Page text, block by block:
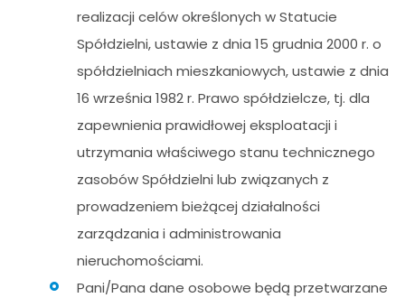
realizacji celów określonych w Statucie
Spółdzielni, ustawie z dnia 15 grudnia 2000 r. o
spółdzielniach mieszkaniowych, ustawie z dnia
16 września 1982 r. Prawo spółdzielcze, tj. dla
zapewnienia prawidłowej eksploatacji i
utrzymania właściwego stanu technicznego
zasobów Spółdzielni lub związanych z
prowadzeniem bieżącej działalności
zarządzania i administrowania
nieruchomościami.
Pani/Pana dane osobowe będą przetwarzane